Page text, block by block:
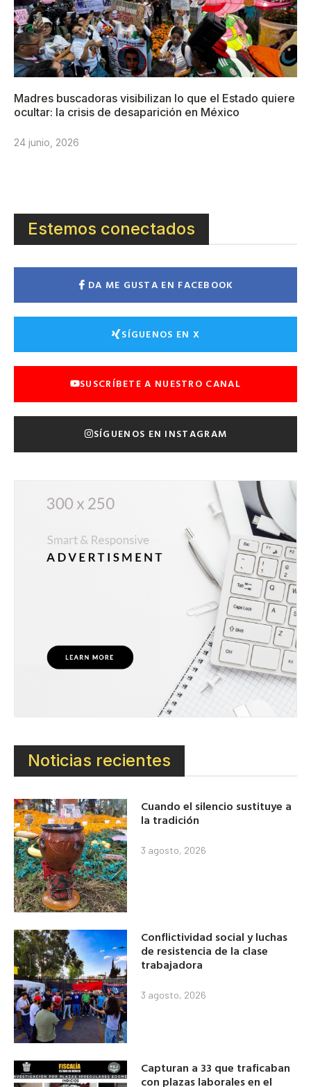
Madres buscadoras visibilizan lo que el Estado quiere
ocultar: la crisis de desaparición en México
24 junio, 2026
Estemos conectados
DA ME GUSTA EN FACEBOOK
SÍGUENOS EN X
SUSCRÍBETE A NUESTRO CANAL
SÍGUENOS EN INSTAGRAM
Noticias recientes
Cuando el silencio sustituye a
la tradición
3 agosto, 2026
Conflictividad social y luchas
de resistencia de la clase
trabajadora
3 agosto, 2026
Capturan a 33 que traficaban
con plazas laborales en el